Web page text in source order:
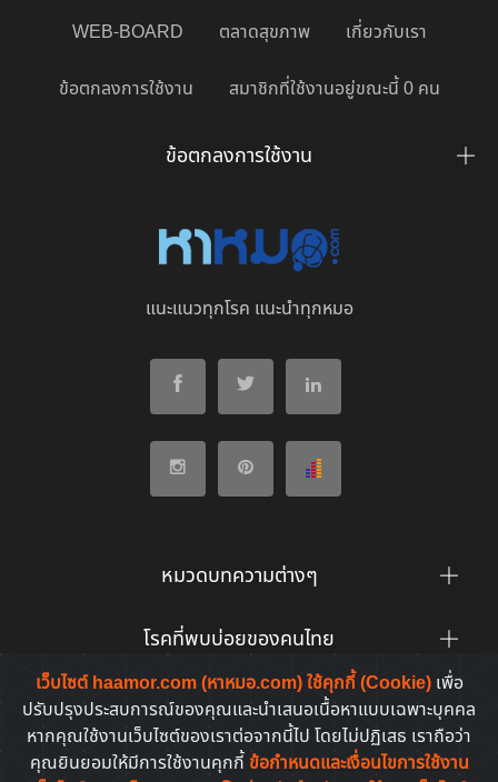
เว็บไซต์ haamor.com (หาหมอ.com) ใช้คุกกี้ (Cookie) เพื่อ
ปรับปรุงประสบการณ์ของคุณและนำเสนอเนื้อหาแบบเฉพาะบุคคล
หากคุณใช้งานเว็บไซต์ของเราต่อจากนี้ไป โดยไม่ปฏิเสธ เราถือว่า
คุณยินยอมให้มีการใช้งานคุกกี้ ข้อกำหนดและเงื่อนไขการใช้งาน
WEB-BOARD ตลาดสุขภาพ เกี่ยวกับเรา
ข้อตกลงการใช้งาน สมาชิกที่ใช้งานอยู่ขณะนี้ 0 คน
ข้อตกลงการใช้งาน
แนะแนวทุกโรค แนะนำทุกหมอ
หมวดบทความต่างๆ
โรคที่พบบ่อยของคนไทย
ยาที่คนไทยค้นหาบ่อย